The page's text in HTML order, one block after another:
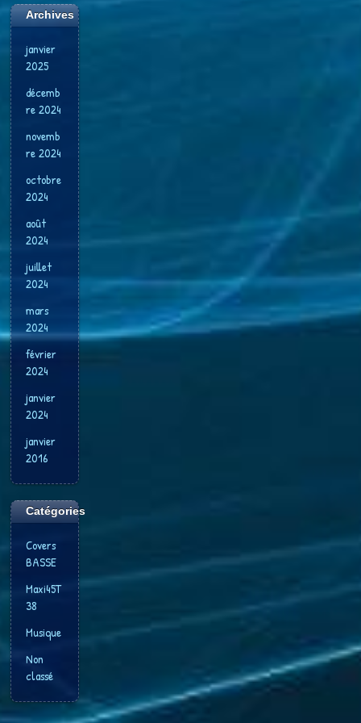
Archives
janvier
2025
décemb
re 2024
novemb
re 2024
octobre
2024
août
2024
juillet
2024
mars
2024
février
2024
janvier
2024
janvier
2016
Catégories
Covers
BASSE
Maxi45T
38
Musique
Non
classé